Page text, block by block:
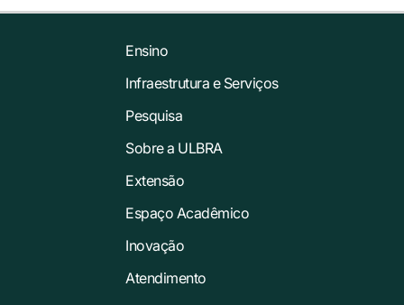
Ensino
Infraestrutura e Serviços
Pesquisa
Sobre a ULBRA
Extensão
Espaço Acadêmico
Inovação
Atendimento